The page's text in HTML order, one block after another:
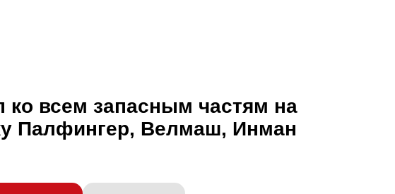
ко всем запасным частям на
Палфингер, Велмаш, Инман